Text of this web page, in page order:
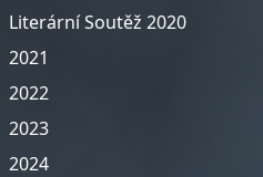
Literární Soutěž 2020
2021
2022
2023
2024